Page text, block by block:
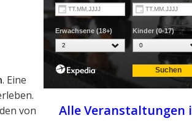
. Eine
von
Alle Veranstaltungen